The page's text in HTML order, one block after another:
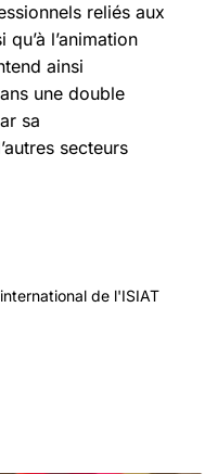
reliés aux
l’animation
ainsi
une double
sa
secteurs
de l'ISIAT